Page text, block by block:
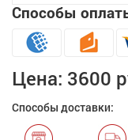
Способы
Цена: 3600
Способы доставки: